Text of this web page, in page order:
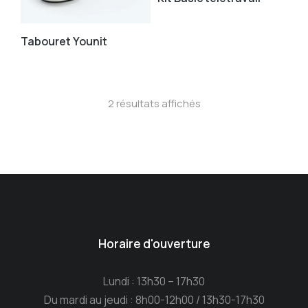
Tabouret Younit
2 résultats affichés
Horaire d'ouverture
Lundi : 13h30 – 17h30
Du mardi au jeudi : 8h00-12h00 / 13h30-17h30